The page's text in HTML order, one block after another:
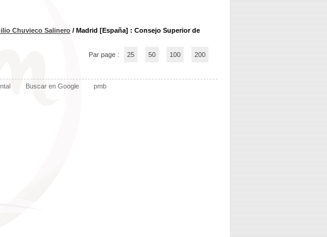
Chuvieco Salinero / Madrid [España] : Consejo Superior de
Par page : 25 50 100 200
Buscar en Google pmb